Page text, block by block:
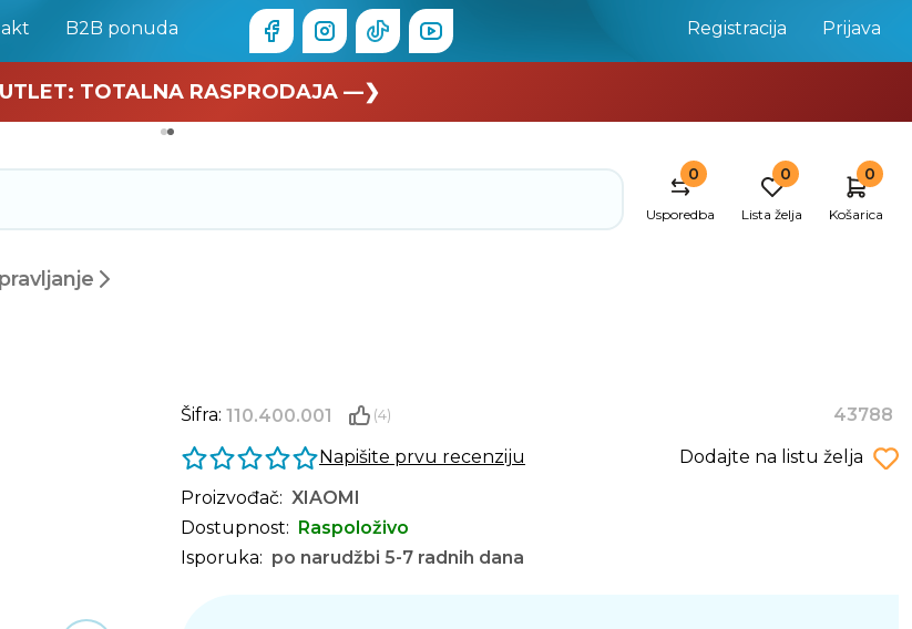
B2B ponuda Registracija Prijava
🏄 Zaslužuješ odmor —❯
TOTALNA RASPRODAJA —❯
0
Usporedba
0
Lista želja
0
Košarica
Šifra: 110.400.001 (4)
43788
Napišite prvu recenziju
Dodajte na listu želja
Proizvođač: XIAOMI
Dostupnost: Raspoloživo
Isporuka: po narudžbi 5-7 radnih dana